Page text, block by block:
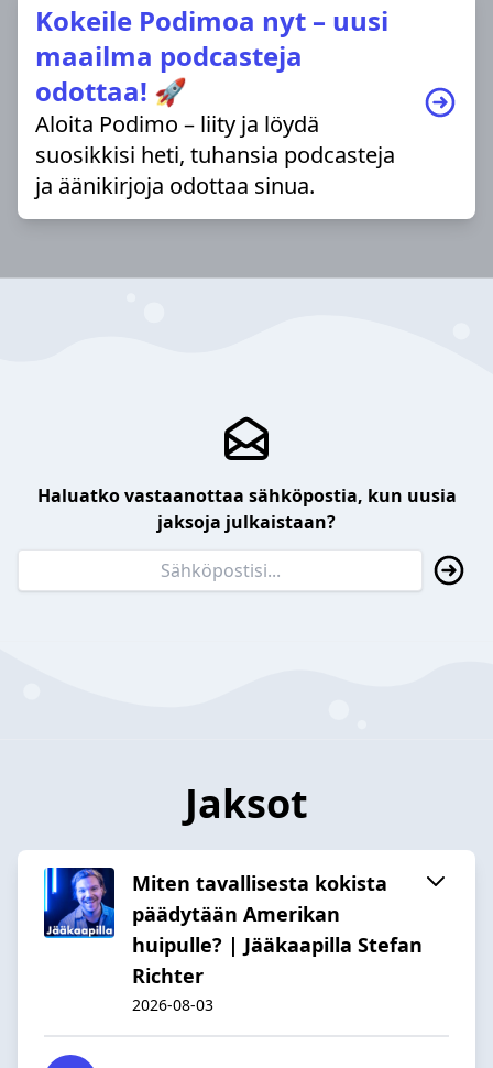
Kokeile Podimoa nyt – uusi
maailma podcasteja
odottaa! 🚀
Aloita Podimo – liity ja löydä
suosikkisi heti, tuhansia podcasteja
ja äänikirjoja odottaa sinua.
Haluatko vastaanottaa sähköpostia, kun uusia
jaksoja julkaistaan?
Jaksot
Miten tavallisesta kokista
päädytään Amerikan
huipulle? | Jääkaapilla Stefan
Richter
2026-08-03